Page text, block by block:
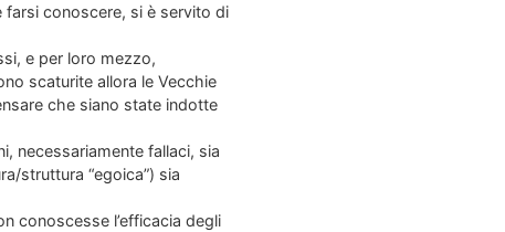
farsi conoscere, si è servito di
e per loro mezzo,
scaturite allora le Vecchie
che siano state indotte
necessariamente fallaci, sia
struttura “egoica”) sia
conoscesse l’efficacia degli